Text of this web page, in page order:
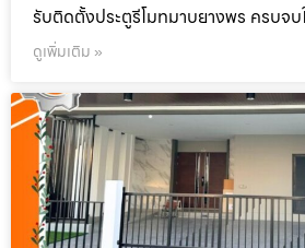
รับติดตั้งประตูรีโมทมาบยางพร ครบจบ
ดูเพิ่มเติม »